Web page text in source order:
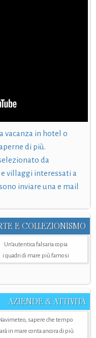
vacanza in hotel o
di più.
da
villaggi interessati a
inviare una e mail
E COLLEZIONISMO
Un’autentica falsaria copia
i quadri di mare più famosi
AZIENDE & ATTIVITÀ
Navimeteo, sapere che tempo
in mare conta ancora di più